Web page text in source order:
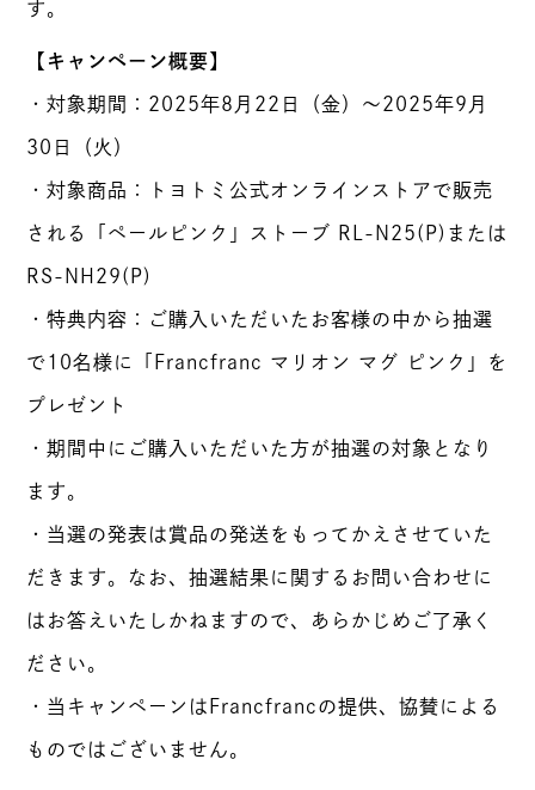
す。
【キャンペーン概要】
・対象期間：2025年8月22日（金）～2025年9月
30日（火）
・対象商品：トヨトミ公式オンラインストアで販売
される「ペールピンク」ストーブ RL-N25(P)または
RS-NH29(P)
・特典内容：ご購入いただいたお客様の中から抽選
で10名様に「Francfranc マリオン マグ ピンク」を
プレゼント
・期間中にご購入いただいた方が抽選の対象となり
ます。
・当選の発表は賞品の発送をもってかえさせていた
だきます。なお、抽選結果に関するお問い合わせに
はお答えいたしかねますので、あらかじめご了承く
ださい。
・当キャンペーンはFrancfrancの提供、協賛による
ものではございません。